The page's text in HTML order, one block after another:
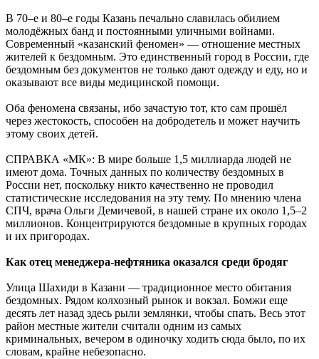
В 70–е и 80–е годы Казань печально славилась обилием
молодёжных банд и постоянными уличными войнами.
Современный «казанский феномен» — отношение местных
жителей к бездомным. Это единственный город в России, где
бездомным без документов не только дают одежду и еду, но и
оказывают все виды медицинской помощи.
Оба феномена связаны, ибо зачастую тот, кто сам прошёл
через жестокость, способен на добродетель и может научить
этому своих детей.
СПРАВКА «МК»: В мире больше 1,5 миллиарда людей не
имеют дома. Точных данных по количеству бездомных в
России нет, поскольку никто качественно не проводил
статистические исследования на эту тему. По мнению члена
СПЧ, врача Ольги Демичевой, в нашей стране их около 1,5–2
миллионов. Концентрируются бездомные в крупных городах
и их пригородах.
Как отец менеджера-нефтяника оказался среди бродяг
Улица Шахиди в Казани — традиционное место обитания
бездомных. Рядом колхозный рынок и вокзал. Бомжи еще
десять лет назад здесь рыли землянки, чтобы спать. Весь этот
район местные жители считали одним из самых
криминальных, вечером в одиночку ходить сюда было, по их
словам, крайне небезопасно.